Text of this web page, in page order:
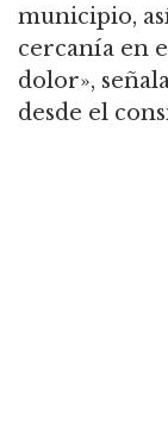
municipio,
cercanía en
dolor»,
desde el